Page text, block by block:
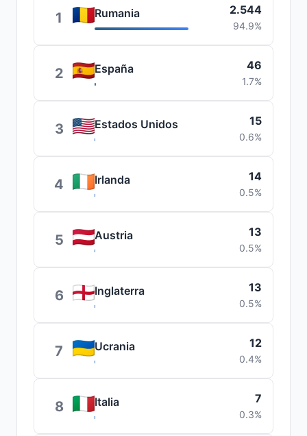
1 Rumania 2.544
94.9%
2 España 46
1.7%
3 Estados Unidos 15
0.6%
4 Irlanda 14
0.5%
5 Austria 13
0.5%
6 Inglaterra 13
0.5%
7 Ucrania 12
0.4%
8 Italia 7
0.3%